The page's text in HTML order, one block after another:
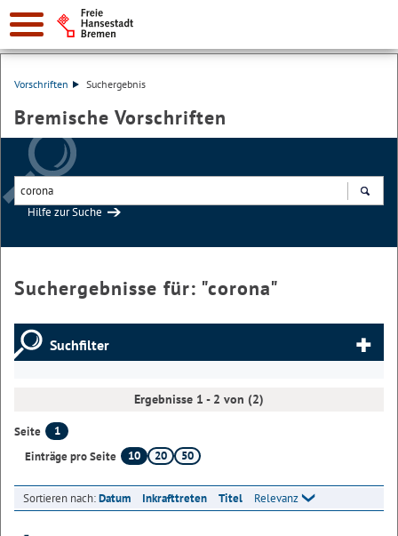
Vorschriften Suchergebnis
Bremische Vorschriften
Hilfe zur Suche
Suchergebnisse für: "corona"
Suchfilter
Ergebnisse 1 - 2 von (2)
Seite
1
Einträge pro Seite
10 20 50
Sortieren nach:Datum Inkrafttreten Titel Relevanz